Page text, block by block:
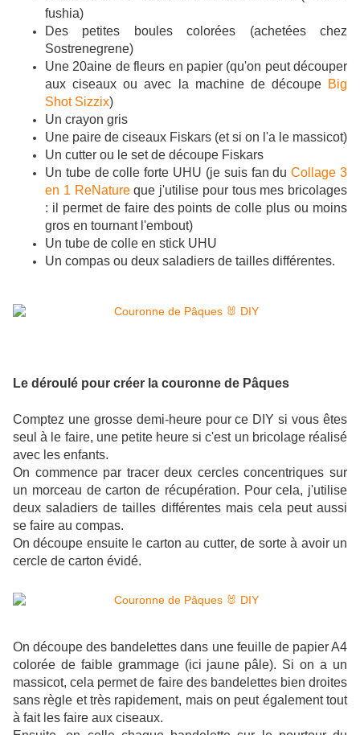
fushia)
Des petites boules colorées (achetées chez
Sostrenegrene)
Une 20aine de fleurs en papier (qu'on peut découper
aux ciseaux ou avec la machine de découpe Big
Shot Sizzix)
Un crayon gris
Une paire de ciseaux Fiskars (et si on l'a le massicot)
Un cutter ou le set de découpe Fiskars
Un tube de colle forte UHU (je suis fan duCollage 3
en 1 ReNatureque j'utilise pour tous mes bricolages
: il permet de faire des points de colle plus ou moins
gros en tournant l'embout)
Un tube de colle en stick UHU
Un compas ou deux saladiers de tailles différentes.
Le déroulé pour créer la couronne de Pâques
Comptez une grosse demi-heure pour ce DIY si vous êtes
seul à le faire, une petite heure si c'est un bricolage réalisé
avec les enfants.
On commence par tracer deux cercles concentriques sur
un morceau de carton de récupération. Pour cela, j'utilise
deux saladiers de tailles différentes mais cela peut aussi
se faire au compas.
On découpe ensuite le carton au cutter, de sorte à avoir un
cercle de carton évidé.
On découpe des bandelettes dans une feuille de papier A4
colorée de faible grammage (ici jaune pâle). Si on a un
massicot, cela permet de faire des bandelettes bien droites
sans règle et très rapidement, mais on peut également tout
à fait les faire aux ciseaux.